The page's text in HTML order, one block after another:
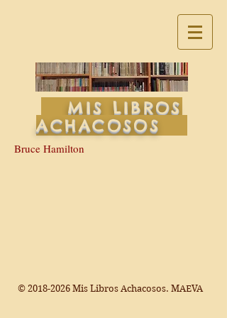
MIS LIBROS
ACHACOSOS
Bruce Hamilton
© 2018-2026 Mis Libros Achacosos. MAEVA